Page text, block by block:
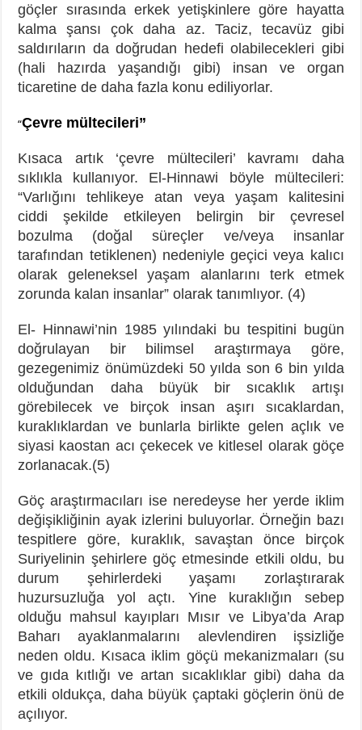
göçler sırasında erkek yetişkinlere göre hayatta
kalma şansı çok daha az. Taciz, tecavüz gibi
saldırıların da doğrudan hedefi olabilecekleri gibi
(hali hazırda yaşandığı gibi) insan ve organ
ticaretine de daha fazla konu ediliyorlar.
“Çevre mültecileri”
Kısaca artık ‘çevre mültecileri’ kavramı daha
sıklıkla kullanıyor. El-Hinnawi böyle mültecileri:
“Varlığını tehlikeye atan veya yaşam kalitesini
ciddi şekilde etkileyen belirgin bir çevresel
bozulma (doğal süreçler ve/veya insanlar
tarafından tetiklenen) nedeniyle geçici veya kalıcı
olarak geleneksel yaşam alanlarını terk etmek
zorunda kalan insanlar” olarak tanımlıyor. (4)
El- Hinnawi’nin 1985 yılındaki bu tespitini bugün
doğrulayan bir bilimsel araştırmaya göre,
gezegenimiz önümüzdeki 50 yılda son 6 bin yılda
olduğundan daha büyük bir sıcaklık artışı
görebilecek ve birçok insan aşırı sıcaklardan,
kuraklıklardan ve bunlarla birlikte gelen açlık ve
siyasi kaostan acı çekecek ve kitlesel olarak göçe
zorlanacak.(5)
Göç araştırmacıları ise neredeyse her yerde iklim
değişikliğinin ayak izlerini buluyorlar. Örneğin bazı
tespitlere göre, kuraklık, savaştan önce birçok
Suriyelinin şehirlere göç etmesinde etkili oldu, bu
durum şehirlerdeki yaşamı zorlaştırarak
huzursuzluğa yol açtı. Yine kuraklığın sebep
olduğu mahsul kayıpları Mısır ve Libya’da Arap
Baharı ayaklanmalarını alevlendiren işsizliğe
neden oldu. Kısaca iklim göçü mekanizmaları (su
ve gıda kıtlığı ve artan sıcaklıklar gibi) daha da
etkili oldukça, daha büyük çaptaki göçlerin önü de
açılıyor.